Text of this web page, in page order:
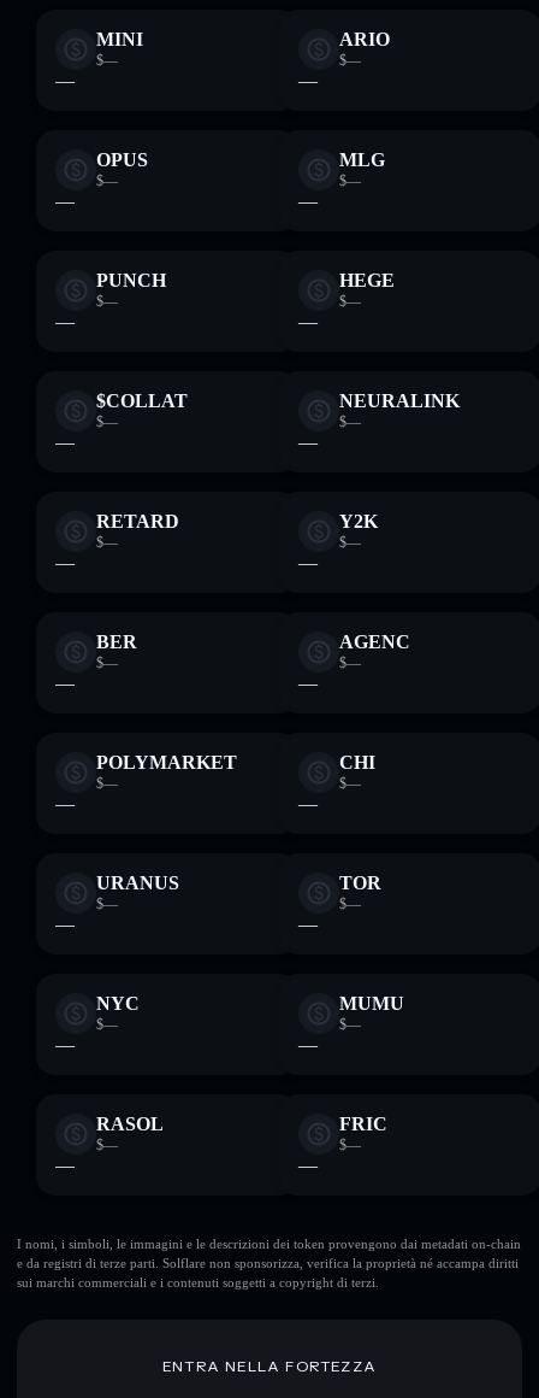
MINI
$—
—
ARIO
$—
—
OPUS
$—
—
MLG
$—
—
PUNCH
$—
—
HEGE
$—
—
$COLLAT
$—
—
NEURALINK
$—
—
RETARD
$—
—
Y2K
$—
—
BER
$—
—
AGENC
$—
—
POLYMARKET
$—
—
CHI
$—
—
URANUS
$—
—
TOR
$—
—
NYC
$—
—
MUMU
$—
—
RASOL
$—
—
FRIC
$—
—
I nomi, i simboli, le immagini e le descrizioni dei token provengono dai metadati on-chain
e da registri di terze parti. Solflare non sponsorizza, verifica la proprietà né accampa diritti
sui marchi commerciali e i contenuti soggetti a copyright di terzi.
ENTRA NELLA FORTEZZA